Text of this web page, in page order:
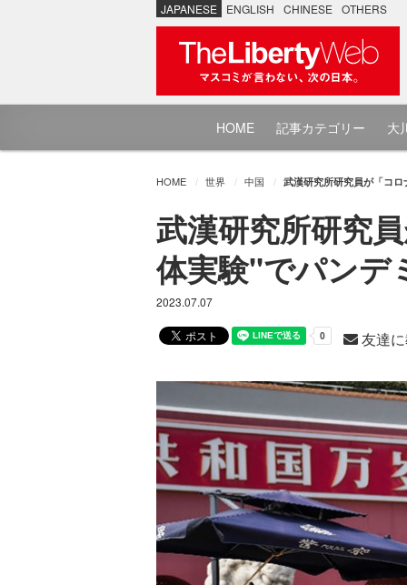
JAPANESE ENGLISH CHINESE OTHERS
HOME 記事カテゴリー 大
HOME 世界 中国 武漢研究所研究員が「コ
武漢研究所研究
体実験"でパンデ
2023.07.07
友達